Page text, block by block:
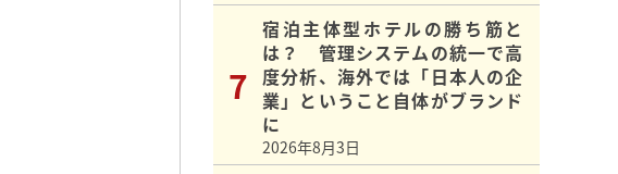
宿泊主体型ホテルの勝ち筋と
は？ 管理システムの統一で高
度分析、海外では「日本人の企
業」ということ自体がブランド
に
2026年8月3日